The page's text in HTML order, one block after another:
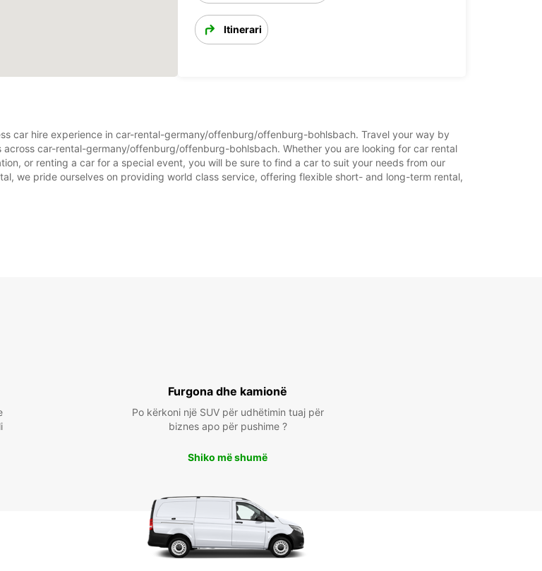
Itinerari
car hire experience in car-rental-germany/offenburg/offenburg-bohlsbach. Travel your way by
car-rental-germany/offenburg/offenburg-bohlsbach. Whether you are looking for car rental
or renting a car for a special event, you will be sure to find a car to suit your needs from our
we pride ourselves on providing world class service, offering flexible short- and long-term rental,
Furgona dhe kamionë
Po kërkoni një SUV për udhëtimin tuaj për
biznes apo për pushime ?
Shiko më shumë